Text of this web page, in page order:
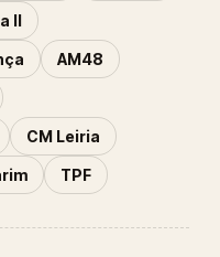
II
AM48
CM Leiria
TPF